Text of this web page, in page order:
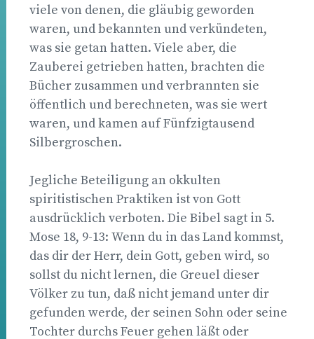
viele von denen, die gläubig geworden
waren, und bekannten und verkündeten,
was sie getan hatten. Viele aber, die
Zauberei getrieben hatten, brachten die
Bücher zusammen und verbrannten sie
öffentlich und berechneten, was sie wert
waren, und kamen auf Fünfzigtausend
Silbergroschen.
Jegliche Beteiligung an okkulten
spiritistischen Praktiken ist von Gott
ausdrücklich verboten. Die Bibel sagt in 5.
Mose 18, 9-13: Wenn du in das Land kommst,
das dir der Herr, dein Gott, geben wird, so
sollst du nicht lernen, die Greuel dieser
Völker zu tun, daß nicht jemand unter dir
gefunden werde, der seinen Sohn oder seine
Tochter durchs Feuer gehen läßt oder